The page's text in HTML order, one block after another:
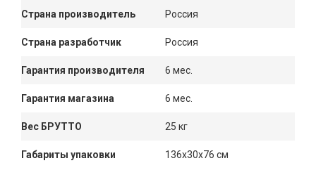
Страна производитель Россия
Страна разработчик Россия
Гарантия производителя 6 мес.
Гарантия магазина 6 мес.
Вес БРУТТО 25 кг
Габариты упаковки 136x30x76 см